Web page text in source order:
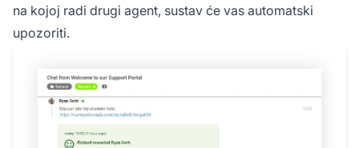
na kojoj radi drugi agent, sustav će vas automatski
upozoriti.